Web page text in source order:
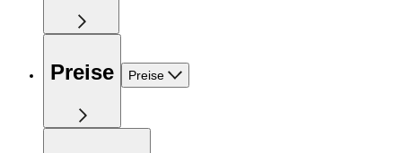
Preise Preise